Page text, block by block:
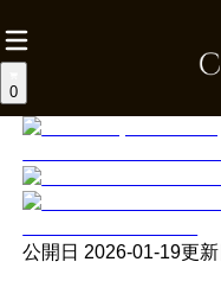
0
公開日 2026-01-19更新